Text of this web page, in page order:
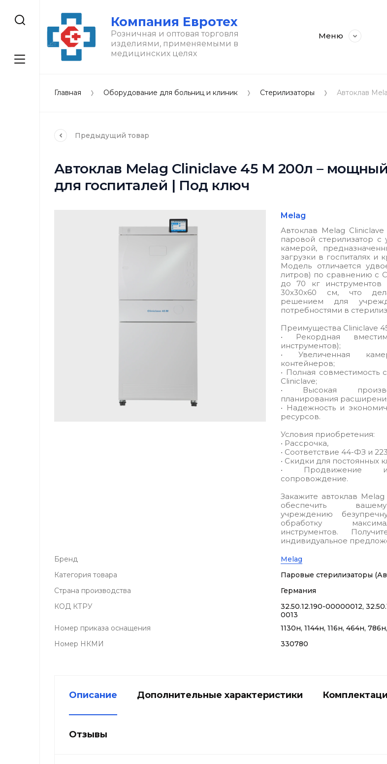
Компания Евротех
Розничная и оптовая торговля
изделиями, применяемыми в
медицинских целях
Меню
Главная Оборудование для больниц и клиник Стерилизаторы Автоклав
Предыдущий товар
Автоклав Melag Cliniclave 45 M 200л –
для госпиталей | Под ключ
Melag
Автоклав Melag
паровой стерилизатор с
камерой,
загрузки в госпиталях и
Модель отличается
литров) по сравнению с
до 70 кг инструментов
30x30x60 см, что
решением для
потребностями в
Преимущества Cliniclave
• Рекордная
инструментов);
• Увеличенная
контейнеров;
• Полная совместимость
Cliniclave;
• Высокая
планирования
• Надежность и
ресурсов.
Условия приобретения:
• Рассрочка,
• Соответствие 44-ФЗ и
• Скидки для постоянных
• Продвижение и
сопровождение.
Закажите автоклав
обеспечить
учреждению
обработку
инструментов.
индивидуальное
Бренд
Melag
Категория товара
Паровые стерилизаторы
Страна производства
Германия
КОД КТРУ
32.50.12.190-00000012,
0013
Номер приказа оснащения
1130н, 1144н, 116н, 464н,
Номер НКМИ
330780
Описание Дополнительные характеристики
Отзывы